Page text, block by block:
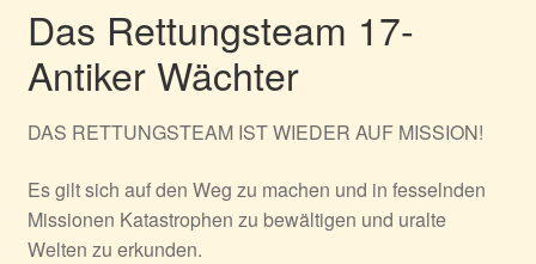
Das Rettungsteam 17-
Antiker Wächter
DAS RETTUNGSTEAM IST WIEDER AUF MISSION!
Es gilt sich auf den Weg zu machen und in fesselnden
Missionen Katastrophen zu bewältigen und uralte
Welten zu erkunden.